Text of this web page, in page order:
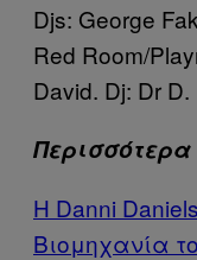
Djs: George
Red Room/
David. Dj: Dr D.
Περισσότερα
H Danni
Βιομηχανία